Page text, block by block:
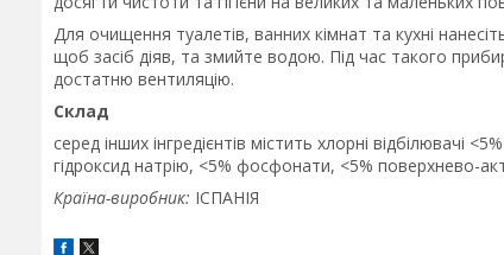
Для очищення туалетів, ванних кімнат та кухні
щоб засіб діяв, та змийте водою. Під час такого
достатню вентиляцію.
Склад
серед інших інгредієнтів містить хлорні відбілювачі
гідроксид натрію, <5% фосфонати, <5% поверхнево-
Країна-виробник: ІСПАНІЯ